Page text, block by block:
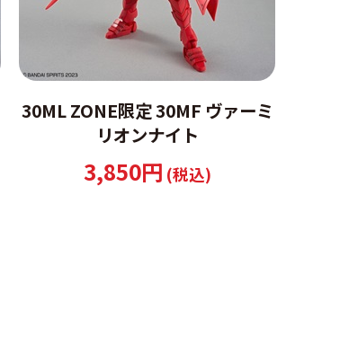
30ML ZONE限定 30MF ヴァーミ
リオンナイト
3,850円 (税込)